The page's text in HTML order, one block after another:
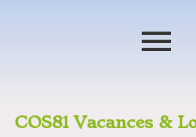
COS81 Vacances &